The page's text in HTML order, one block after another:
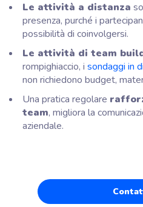
Le attività a distanza
presenza, purché i
possibilità di coinvolgersi.
Le attività di team
rompighiaccio, i sondaggi in
non richiedono budget,
Una pratica regolare
team, migliora la
aziendale.